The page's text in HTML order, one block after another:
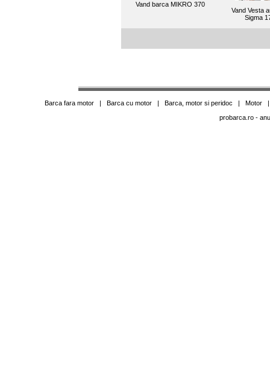
Vand barca MIKRO 370
Vand Vesta
Sigma
Barca fara motor| Barca cu motor| Barca, motor si peridoc | Motor
probarca.ro-